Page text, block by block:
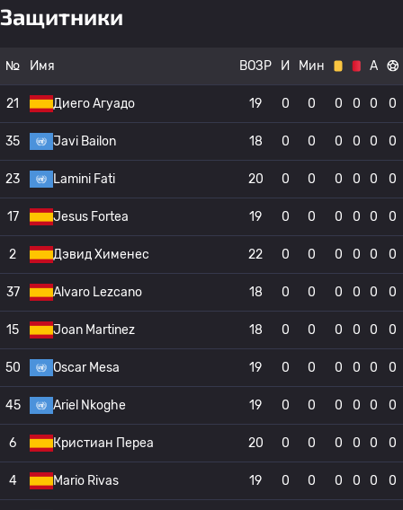
Защитники
№ Имя ВОЗР И Мин А
21 Диего Агуадо 19 0 0 0 0 0 0
35 Javi Bailon 18 0 0 0 0 0 0
23 Lamini Fati 20 0 0 0 0 0 0
17 Jesus Fortea 19 0 0 0 0 0 0
2 Дэвид Хименес 22 0 0 0 0 0 0
37 Alvaro Lezcano 18 0 0 0 0 0 0
15 Joan Martinez 18 0 0 0 0 0 0
50 Oscar Mesa 19 0 0 0 0 0 0
45 Ariel Nkoghe 19 0 0 0 0 0 0
6 Кристиан Переа 20 0 0 0 0 0 0
4 Mario Rivas 19 0 0 0 0 0 0